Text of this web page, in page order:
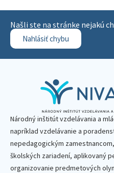
Našli ste na stránke nejakú
Nahlásiť chybu
Národný inštitút vzdelávania a
napríklad vzdelávanie a
nepedagogickým
školských zariadení, aplikovaný
organizovanie predmetových